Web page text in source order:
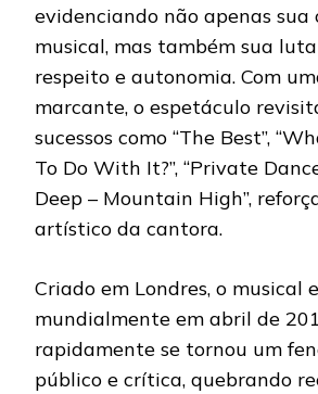
evidenciando não apenas sua
musical, mas também sua
respeito e autonomia. Com
marcante, o espetáculo
sucessos como “The Best”,
To Do With It?”, “Private
Deep – Mountain High”,
artístico da cantora.
Criado em Londres, o musical
mundialmente em abril de
rapidamente se tornou um
público e crítica, quebrando